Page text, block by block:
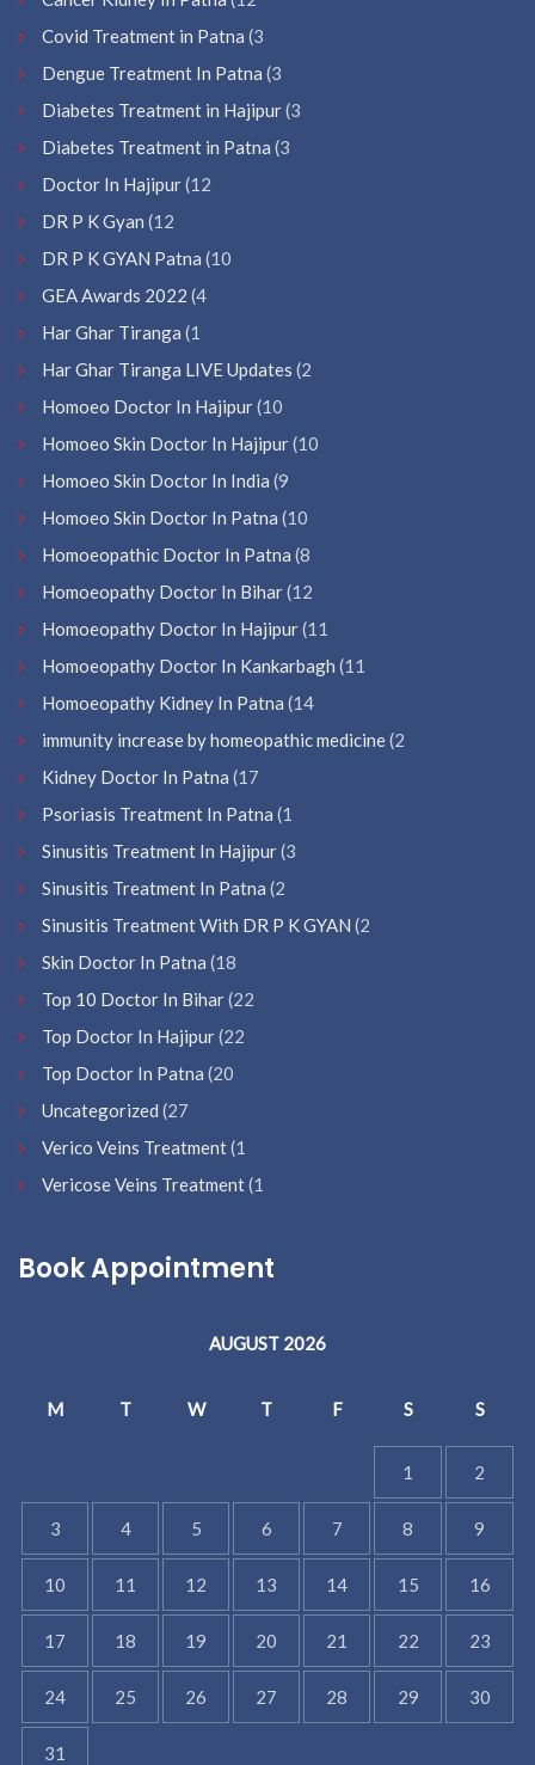
Covid Treatment in Patna (3
Dengue Treatment In Patna (3
Diabetes Treatment in Hajipur(3
Diabetes Treatment in Patna (3
Doctor In Hajipur(12
DR P K Gyan (12
DR P K GYAN Patna (10
GEA Awards 2022 (4
Har Ghar Tiranga (1
Har Ghar Tiranga LIVE Updates (2
Homoeo Doctor In Hajipur(10
Homoeo Skin Doctor In Hajipur(10
Homoeo Skin Doctor In India (9
Homoeo Skin Doctor In Patna (10
Homoeopathic Doctor In Patna (8
Homoeopathy Doctor In Bihar(12
Homoeopathy Doctor In Hajipur(11
Homoeopathy Doctor In Kankarbagh (11
Homoeopathy Kidney In Patna (14
immunity increase by homeopathic medicine(2
Kidney Doctor In Patna (17
Psoriasis Treatment In Patna (1
Sinusitis Treatment In Hajipur(3
Sinusitis Treatment In Patna (2
Sinusitis Treatment With DR P K GYAN (2
Skin Doctor In Patna (18
Top 10 Doctor In Bihar(22
Top Doctor In Hajipur(22
Top Doctor In Patna (20
Uncategorized (27
Verico Veins Treatment(1
Vericose Veins Treatment(1
Book Appointment
AUGUST 2026
M T W T F S S
1 2
3 4 5 6 7 8 9
10 11 12 13 14 15 16
17 18 19 20 21 22 23
24 25 26 27 28 29 30
31